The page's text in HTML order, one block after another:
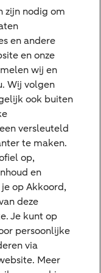
zijn nodig om
en andere
en onze
wij en
Wij volgen
ook buiten
versleuteld
te maken.
op,
en
op Akkoord,
deze
Je kunt op
persoonlijke
via
Meer